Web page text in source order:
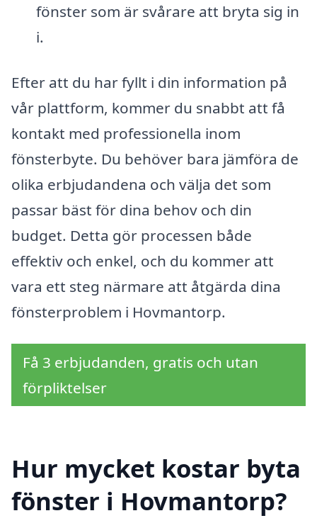
fönster som är svårare att bryta sig in
i.
Efter att du har fyllt i din information på
vår plattform, kommer du snabbt att få
kontakt med professionella inom
fönsterbyte. Du behöver bara jämföra de
olika erbjudandena och välja det som
passar bäst för dina behov och din
budget. Detta gör processen både
effektiv och enkel, och du kommer att
vara ett steg närmare att åtgärda dina
fönsterproblem i Hovmantorp.
Få 3 erbjudanden, gratis och utan
förpliktelser
Hur mycket kostar byta
fönster i Hovmantorp?